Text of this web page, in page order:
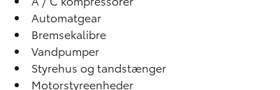
Automatgear
Bremsekalibre
Vandpumper
Styrehus og tandstænger
Motorstyreenheder